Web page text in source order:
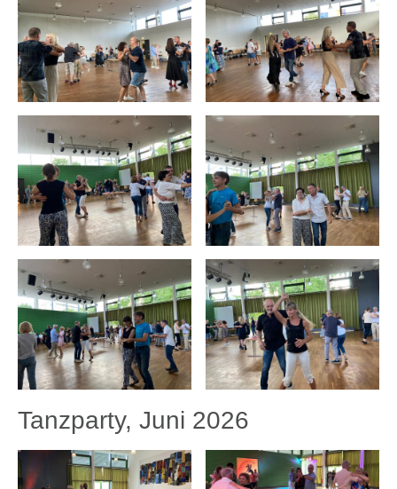
Tanzparty, Juni 2026